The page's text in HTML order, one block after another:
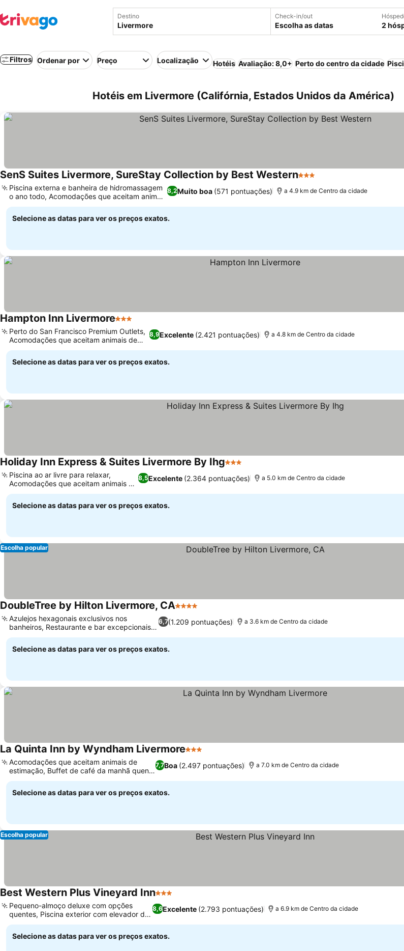
Destino Check-in/out
Escolha as datas 2
Filtros Ordenar por Preço Localização Hotéis Avaliação: 8,0+ Perto do centro da cidade
Hotéis em Livermore (Califórnia, Estados Unidos da América)
SenS Suites Livermore, SureStay Collection by Best Western3 Estrelas
8,2Muito boa (571 pontuações)
Piscina externa e banheira de hidromassagem
o ano todo, Acomodações que aceitam animais
de estimação
a 4.9 km de Centro da cidade
Selecione as datas para ver os preços exatos.
Hampton Inn Livermore3 Estrelas
8,9Excelente (2.421 pontuações)
Perto do San Francisco Premium Outlets,
Acomodações que aceitam animais de
estimação
a 4.8 km de Centro da cidade
Selecione as datas para ver os preços exatos.
Holiday Inn Express & Suites Livermore By Ihg3 Estrelas
8,5Excelente (2.364 pontuações)
Piscina ao ar livre para relaxar,
Acomodações que aceitam animais de
estimação
a 5.0 km de Centro da cidade
Selecione as datas para ver os preços exatos.
Escolha popular
DoubleTree by Hilton Livermore, CA4 Estrelas
6,7(1.209 pontuações)
Azulejos hexagonais exclusivos nos
banheiros, Restaurante e bar excepcionais
no local
a 3.6 km de Centro da cidade
Selecione as datas para ver os preços exatos.
La Quinta Inn by Wyndham Livermore3 Estrelas
7,7Boa (2.497 pontuações)
Acomodações que aceitam animais de
estimação, Buffet de café da manhã quente
diário
a 7.0 km de Centro da cidade
Selecione as datas para ver os preços exatos.
Escolha popular
Best Western Plus Vineyard Inn3 Estrelas
8,6Excelente (2.793 pontuações)
Pequeno-almoço deluxe com opções
quentes, Piscina exterior com elevador de
acessibilidade
a 6.9 km de Centro da cidade
Selecione as datas para ver os preços exatos.